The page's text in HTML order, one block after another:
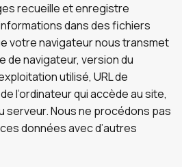
recueille et enregistre
dans des fichiers
votre navigateur nous transmet
de navigateur, version du
utilisé, URL de
l’ordinateur qui accède au site,
serveur. Nous ne procédons pas
données avec d’autres